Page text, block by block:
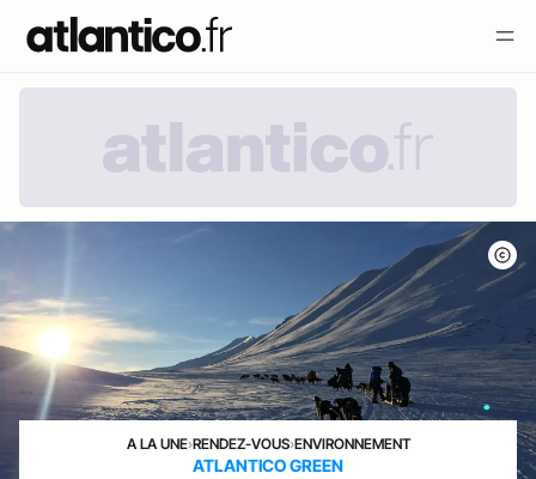
A LA UNE›RENDEZ-VOUS›ENVIRONNEMENT
ATLANTICO GREEN